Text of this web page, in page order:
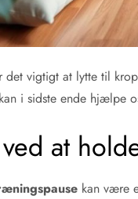
det vigtigt at lytte til
kan i sidste ende hjælpe
at
kan være